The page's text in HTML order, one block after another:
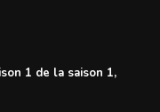
1 de la saison 1,